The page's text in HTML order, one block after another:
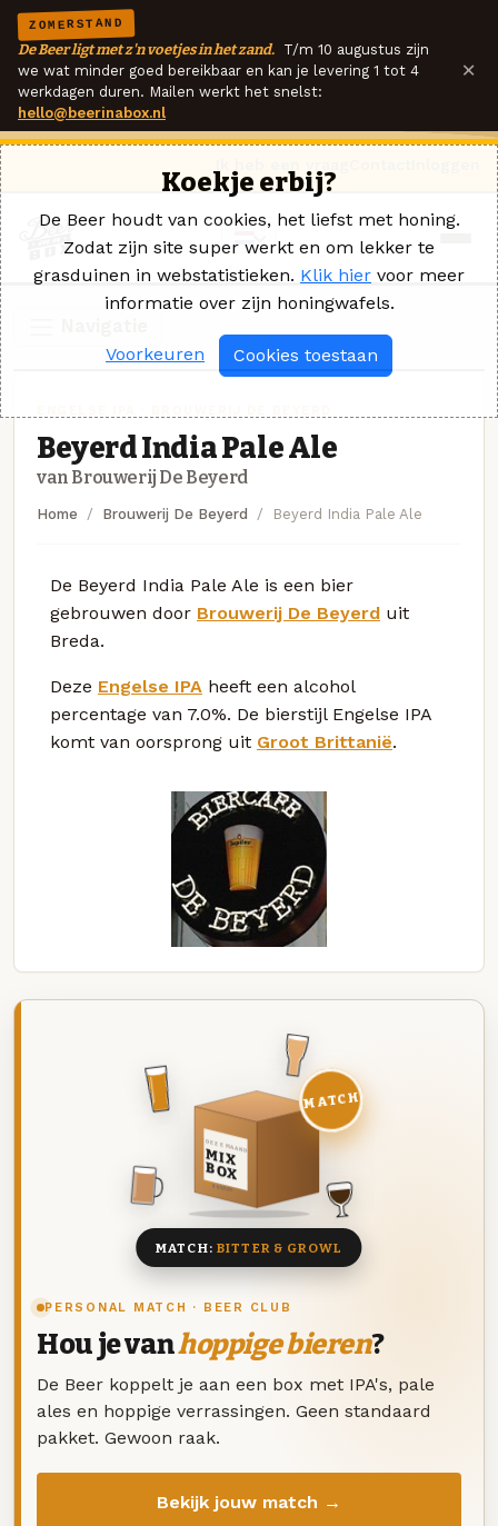
ZOMERSTAND
De Beer ligt met z'n voetjes in het zand. T/m 10 augustus zijn
we wat minder goed bereikbaar en kan je levering 1 tot 4
werkdagen duren. Mailen werkt het snelst:
hello@beerinabox.nl
×
Beyerd India Pale Ale
van Brouwerij De Beyerd
Home Brouwerij De Beyerd Beyerd India Pale Ale
De Beyerd India Pale Ale is een bier
gebrouwen door Brouwerij De Beyerd uit
Breda.
Deze Engelse IPA heeft een alcohol
percentage van 7.0%. De bierstijl Engelse IPA
komt van oorsprong uit Groot Brittanië.
PERSONAL MATCH · BEER CLUB
Hou je vanhoppige bieren?
De Beer koppelt je aan een box met IPA's, pale
ales en hoppige verrassingen. Geen standaard
pakket. Gewoon raak.
Bekijk jouw match →
DEZE MAAND
MIX
BOX
8 BIEREN
MATCH
MATCH: BITTER & GROWL
Koekje erbij?
De Beer houdt van cookies, het liefst met honing.
Zodat zijn site super werkt en om lekker te
grasduinen in webstatistieken. Klik hier voor meer
informatie over zijn honingwafels.
Voorkeuren Cookies toestaan